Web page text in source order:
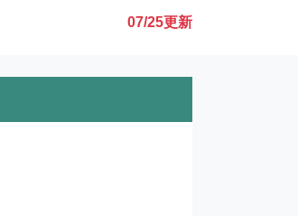
07/25更新